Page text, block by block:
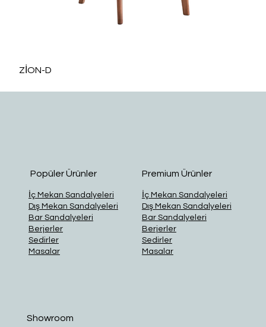
ZİON-D
Showroom
Popüler Ürünler
İç Mekan Sandalyeleri
Dış Mekan Sandalyeleri
Bar Sandalyeleri
Berjerler
Sedirler
Masalar
Premium Ürünler
İç Mekan Sandalyeleri
Dış Mekan Sandalyeleri
Bar Sandalyeleri
Berjerler
Sedirler
Masalar